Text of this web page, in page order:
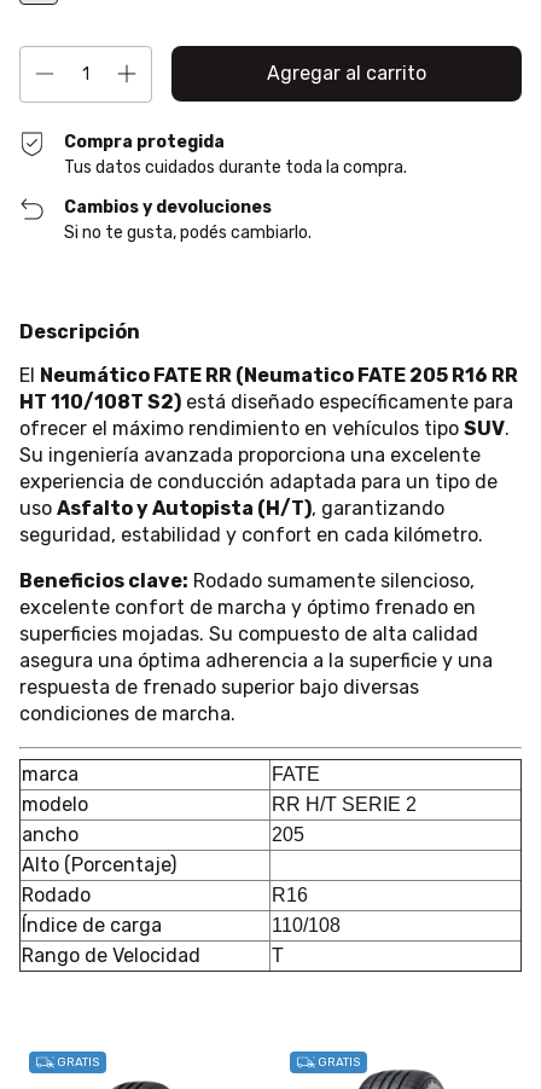
Compra protegida
Tus datos cuidados durante toda la compra.
Cambios y devoluciones
Si no te gusta, podés cambiarlo.
Descripción
El Neumático FATE RR (Neumatico FATE 205 R16 RR
HT 110/108T S2) está diseñado específicamente para
ofrecer el máximo rendimiento en vehículos tipo SUV.
Su ingeniería avanzada proporciona una excelente
experiencia de conducción adaptada para un tipo de
uso Asfalto y Autopista (H/T), garantizando
seguridad, estabilidad y confort en cada kilómetro.
Beneficios clave: Rodado sumamente silencioso,
excelente confort de marcha y óptimo frenado en
superficies mojadas. Su compuesto de alta calidad
asegura una óptima adherencia a la superficie y una
respuesta de frenado superior bajo diversas
condiciones de marcha.
marca FATE
modelo RR H/T SERIE 2
ancho 205
Alto (Porcentaje)
Rodado
R16
Índice de carga 110/108
Rango de Velocidad T
GRATIS GRATIS